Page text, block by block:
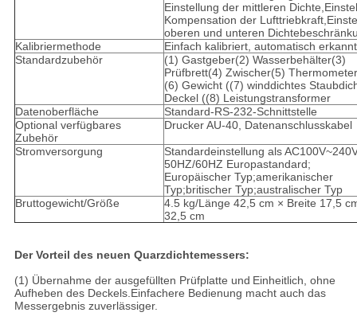
Einstellung der mittleren
Kompensation der
oberen und unteren
Kalibriermethode
Einfach kalibriert, automatisch erkannt
Standardzubehör
(1) Gastgeber(2) Wasserbehälter(3)
Prüfbrett(4) Zwischer(5) Thermometer
(6) Gewicht ((7) winddichtes
Deckel ((8) Leistungstransformer
Datenoberfläche
Standard-RS-232-Schnittstelle
Optional verfügbares
Zubehör
Drucker AU-40, Datenanschlusskabel
Stromversorgung
Standardeinstellung als
50HZ/60HZ Europastandard;
Europäischer Typ;amerikanischer
Typ;britischer Typ;australischer Typ
Bruttogewicht/Größe
4.5 kg/Länge 42,5 cm × Breite 17,5
32,5 cm
Der Vorteil des neuen Quarzdichtemessers:
(1) Übernahme der ausgefüllten Prüfplatte und Einheitlich, ohne
Aufheben des Deckels.Einfachere Bedienung macht auch das
Messergebnis zuverlässiger.